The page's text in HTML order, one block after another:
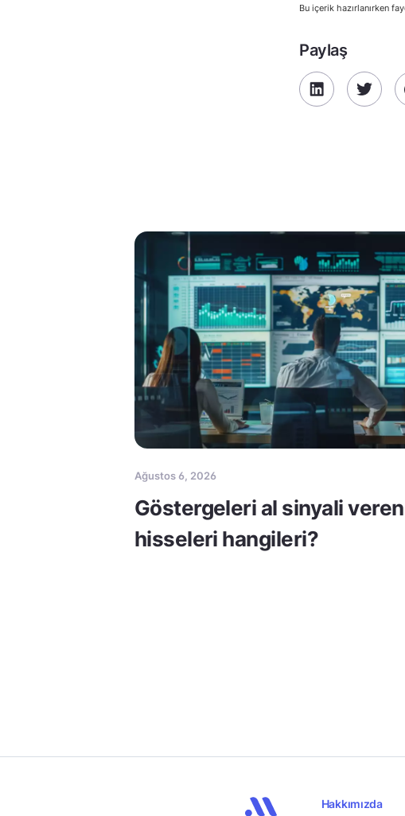
Bu içerik hazırlanırken
Paylaş
Ağustos 6, 2026
Göstergeleri al sinyali
hisseleri hangileri?
Hakkımızda